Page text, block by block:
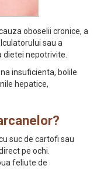
oboselii cronice, a
sau a
nepotrivite.
insuficienta, bolile
hepatice,
suc de cartofi sau
pe ochi.
feliute de